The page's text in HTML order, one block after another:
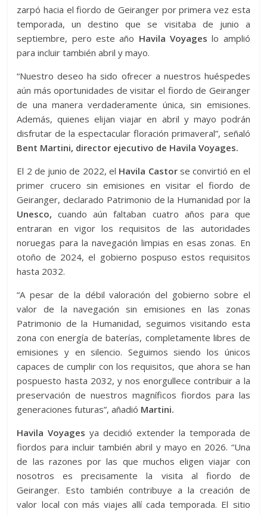
zarpó hacia el fiordo de Geiranger por primera vez esta
temporada, un destino que se visitaba de junio a
septiembre, pero este año Havila Voyages lo amplió
para incluir también abril y mayo.
“Nuestro deseo ha sido ofrecer a nuestros huéspedes
aún más oportunidades de visitar el fiordo de Geiranger
de una manera verdaderamente única, sin emisiones.
Además, quienes elijan viajar en abril y mayo podrán
disfrutar de la espectacular floración primaveral”, señaló
Bent Martini, director ejecutivo de Havila Voyages.
El 2 de junio de 2022, el Havila Castorse convirtió en el
primer crucero sin emisiones en visitar el fiordo de
Geiranger, declarado Patrimonio de la Humanidad por la
Unesco, cuando aún faltaban cuatro años para que
entraran en vigor los requisitos de las autoridades
noruegas para la navegación limpias en esas zonas. En
otoño de 2024, el gobierno pospuso estos requisitos
hasta 2032.
“A pesar de la débil valoración del gobierno sobre el
valor de la navegación sin emisiones en las zonas
Patrimonio de la Humanidad, seguimos visitando esta
zona con energía de baterías, completamente libres de
emisiones y en silencio. Seguimos siendo los únicos
capaces de cumplir con los requisitos, que ahora se han
pospuesto hasta 2032, y nos enorgullece contribuir a la
preservación de nuestros magníficos fiordos para las
generaciones futuras”, añadió Martini.
Havila Voyages ya decidió extender la temporada de
fiordos para incluir también abril y mayo en 2026. “Una
de las razones por las que muchos eligen viajar con
nosotros es precisamente la visita al fiordo de
Geiranger. Esto también contribuye a la creación de
valor local con más viajes allí cada temporada. El sitio